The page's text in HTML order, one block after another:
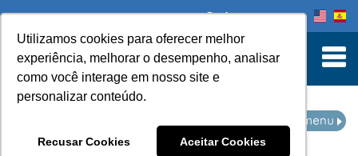
Utilizamos cookies para oferecer melhor
experiência, melhorar o desempenho, analisar
como você interage em nosso site e
personalizar conteúdo.
Recusar Cookies Aceitar Cookies
to Content
Onde comprar